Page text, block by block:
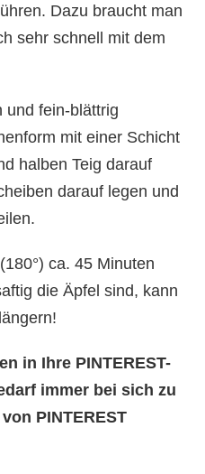
Dazu braucht man
sehr schnell mit dem
und fein-blättrig
mit einer Schicht
halben Teig darauf
darauf legen und
ca. 45 Minuten
die Äpfel sind, kann
in Ihre PINTEREST-
immer bei sich zu
PINTEREST